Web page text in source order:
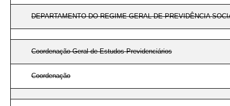
DEPARTAMENTO DO REGIME GERAL DE PREVIDÊNCIA
Coordenação-Geral de Estudos Previdenciários
Coordenação